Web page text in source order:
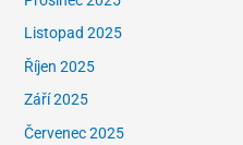
Listopad 2025
Říjen 2025
Září 2025
Červenec 2025